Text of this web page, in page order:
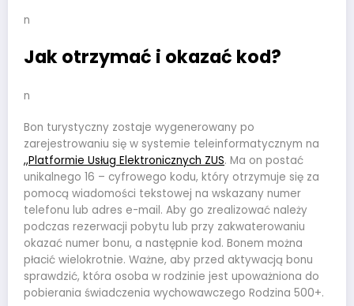
n
Jak otrzymać i okazać kod?
n
Bon turystyczny zostaje wygenerowany po
zarejestrowaniu się w systemie teleinformatycznym na
,,Platformie Usług Elektronicznych ZUS. Ma on postać
unikalnego 16 – cyfrowego kodu, który otrzymuje się za
pomocą wiadomości tekstowej na wskazany numer
telefonu lub adres e-mail. Aby go zrealizować należy
podczas rezerwacji pobytu lub przy zakwaterowaniu
okazać numer bonu, a następnie kod. Bonem można
płacić wielokrotnie. Ważne, aby przed aktywacją bonu
sprawdzić, która osoba w rodzinie jest upoważniona do
pobierania świadczenia wychowawczego Rodzina 500+.